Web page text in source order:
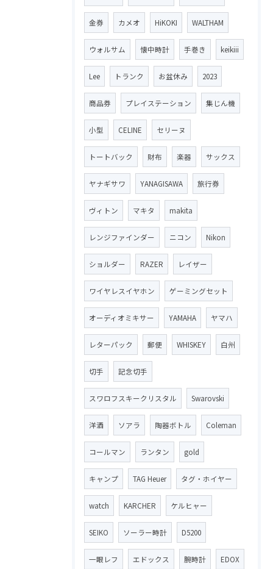
金券 カメオ HiKOKI WALTHAM
ウォルサム 懐中時計 手巻き keikiii
Lee トランク お盆休み 2023
商品券 プレイステーション 集じん機
小型 CELINE セリーヌ
トートバック 財布 楽器 サックス
ヤナギサワ YANAGISAWA 旅行券
ヴィトン マキタ makita
レンジファインダー ニコン Nikon
ショルダー RAZER レイザー
ワイヤレスイヤホン ゲーミングセット
オーディオミキサー YAMAHA ヤマハ
レターパック 郵便 WHISKEY 白州
切手 記念切手
スワロフスキークリスタル Swarovski
洋酒 ソアラ 陶器ボトル Coleman
コールマン ランタン gold
キャンプ TAG Heuer タグ・ホイヤー
watch KARCHER ケルヒャー
SEIKO ソーラー時計 D5200
一眼レフ エドックス 腕時計 EDOX